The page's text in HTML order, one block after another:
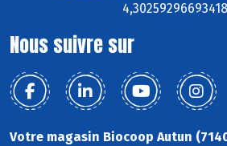
Nous suivre sur
Votre magasin Biocoop Autun